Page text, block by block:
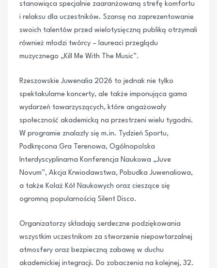
stanowiąca specjalnie zaaranżowaną strefę komfortu
i relaksu dla uczestników. Szansę na zaprezentowanie
swoich talentów przed wielotysięczną publiką otrzymali
również młodzi twórcy – laureaci przeglądu
muzycznego „Kill Me With The Music”.
Rzeszowskie Juwenalia 2026 to jednak nie tylko
spektakularne koncerty, ale także imponująca gama
wydarzeń towarzyszących, które angażowały
społeczność akademicką na przestrzeni wielu tygodni.
W programie znalazły się m.in. Tydzień Sportu,
Podkręcona Gra Terenowa, Ogólnopolska
Interdyscyplinarna Konferencja Naukowa „Juve
Novum”, Akcja Krwiodawstwa, Pobudka Juwenaliowa,
a także Kolaż Kół Naukowych oraz cieszące się
ogromną popularnością Silent Disco.
Organizatorzy składają serdeczne podziękowania
wszystkim uczestnikom za stworzenie niepowtarzalnej
atmosfery oraz bezpieczną zabawę w duchu
akademickiej integracji. Do zobaczenia na kolejnej, 32.